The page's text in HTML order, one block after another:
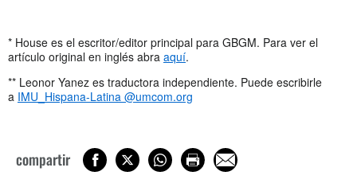
* House es el escritor/editor principal para GBGM. Para ver el
artículo original en inglés abra aquí.
** Leonor Yanez es traductora independiente. Puede escribirle
a IMU_Hispana-Latina @umcom.org
compartir